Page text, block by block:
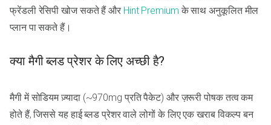
फ्रेंडली रेसिपी खोज सकते हैं और Hint Premium के साथ अनुकूलित मील
प्लान पा सकते हैं।
क्या मैगी ब्लड प्रेशर के लिए अच्छी है?
मैगी में सोडियम ज़्यादा (~970mg प्रति पैकेट) और ज़रूरी पोषक तत्व कम
होते हैं, जिससे यह हाई ब्लड प्रेशर वाले लोगों के लिए एक खराब विकल्प बन